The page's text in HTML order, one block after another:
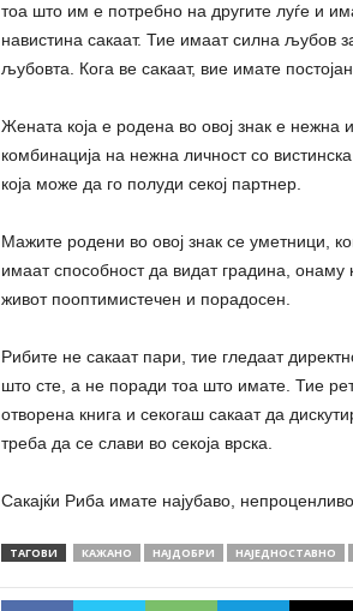
тоа што им е потребно на другите луѓе и
навистина сакаат. Тие имаат силна љубов
љубовта. Кога ве сакаат, вие имате
Жената која е родена во овој знак е нежна
комбинација на нежна личност со
која може да го полуди секој партнер.
Мажите родени во овој знак се уметници,
имаат способност да видат градина, онаму
живот пооптимистечен и порадосен.
Рибите не сакаат пари, тие гледаат
што сте, а не поради тоа што имате. Тие
отворена книга и секогаш сакаат да
треба да се слави во секоја врска.
Сакајќи Риба имате најубаво,
ТАГОВИ КАЖАНО НАЈДОБРИ НАЈЕДНОСТАВНО